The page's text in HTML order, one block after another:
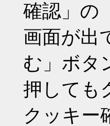
確認」の
画面が出
む」ボタ
押しても
クッキー